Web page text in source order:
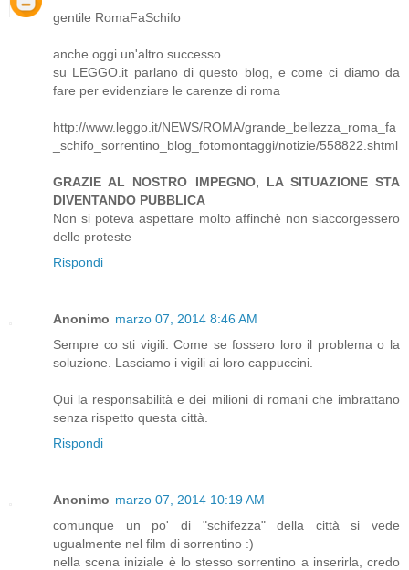
gentile RomaFaSchifo
anche oggi un'altro successo
su LEGGO.it parlano di questo blog, e come ci diamo da
fare per evidenziare le carenze di roma
http://www.leggo.it/NEWS/ROMA/grande_bellezza_roma_fa
_schifo_sorrentino_blog_fotomontaggi/notizie/558822.shtml
GRAZIE AL NOSTRO IMPEGNO, LA SITUAZIONE STA
DIVENTANDO PUBBLICA
Non si poteva aspettare molto affinchè non siaccorgessero
delle proteste
Rispondi
Anonimo marzo 07, 2014 8:46 AM
Sempre co sti vigili. Come se fossero loro il problema o la
soluzione. Lasciamo i vigili ai loro cappuccini.
Qui la responsabilità e dei milioni di romani che imbrattano
senza rispetto questa città.
Rispondi
Anonimo marzo 07, 2014 10:19 AM
comunque un po' di "schifezza" della città si vede
ugualmente nel film di sorrentino :)
nella scena iniziale è lo stesso sorrentino a inserirla, credo